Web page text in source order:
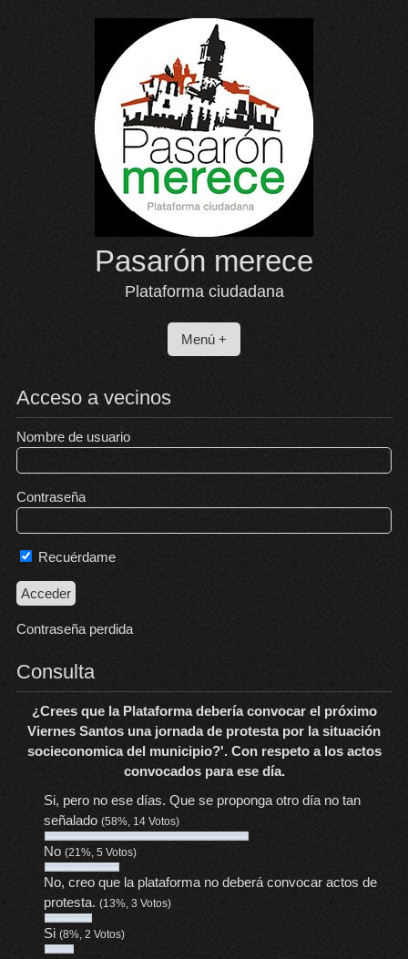
contenido
Pasarón merece
Plataforma ciudadana
Menú +
Acceso a vecinos
Nombre de usuario
Contraseña
Recuérdame
Contraseña perdida
Consulta
¿Crees que la Plataforma debería convocar el próximo
Viernes Santos una jornada de protesta por la situación
socieconomica del municipio?'. Con respeto a los actos
convocados para ese día.
Si, pero no ese días. Que se proponga otro día no tan
señalado (58%, 14 Votos)
No (21%, 5 Votos)
No, creo que la plataforma no deberá convocar actos de
protesta. (13%, 3 Votos)
Si (8%, 2 Votos)